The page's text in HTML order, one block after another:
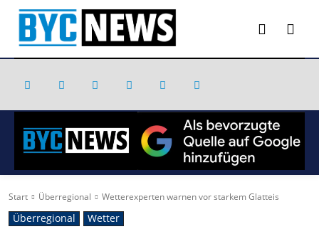
Start Überregional Wetterexperten warnen vor starkem Glatteis
Überregional Wetter